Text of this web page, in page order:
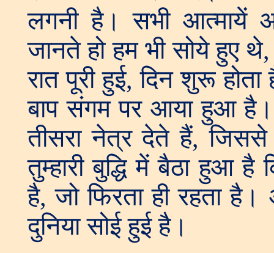
लगनी है। सभी आत्मायें
जानते हो हम भी सोये हुए
रात पूरी हुई, दिन शुरू होता
बाप संगम पर आया हुआ है।
तीसरा नेत्र देते हैं,
तुम्हारी बुद्धि में बैठा हुआ है
है, जो फिरता ही रहता
दुनिया सोई हुई है।